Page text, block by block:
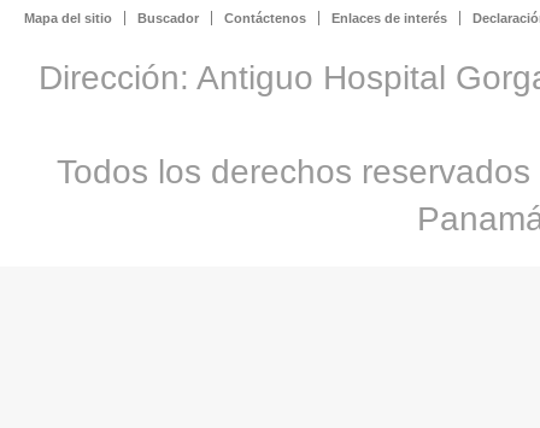
Mapa del sitio Buscador Contáctenos Enlaces de interés
Dirección: Antiguo Hospital
Todos los derechos